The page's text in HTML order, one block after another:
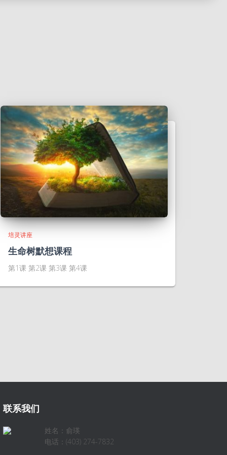
培灵讲座
生命树默想课程
第1课 第2课 第3课 第4课
联系我们
姓名：俞瑛
电话：(403) 274-7832